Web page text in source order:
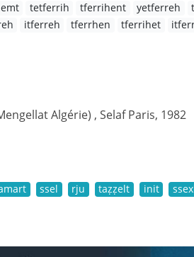
tetferrih tferrihent yetferreh
itferreh tferrhen tferrihet
Algérie) , Selaf Paris, 1982
ssel rju taẓẓelt init